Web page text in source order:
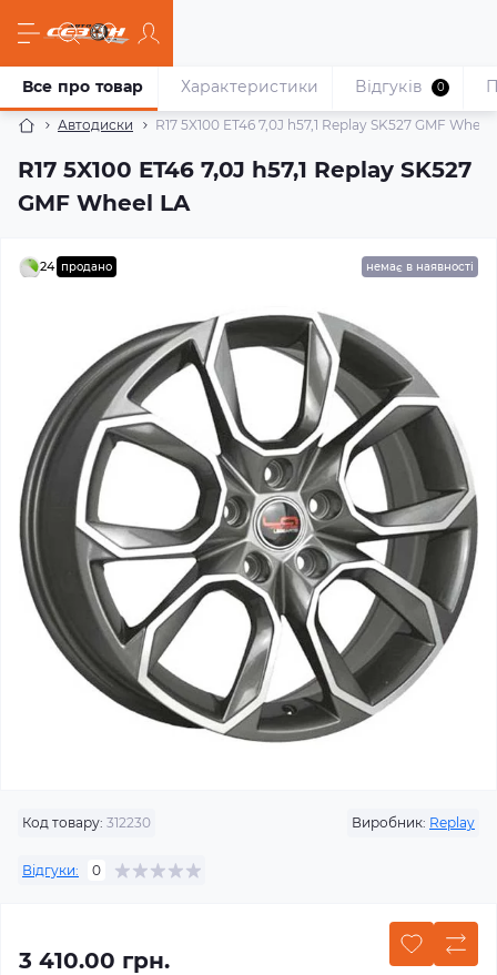
Автодиски R17 5X100 ET46 7,0J h57,1 Replay SK527 GMF Wheel
R17 5X100 ET46 7,0J h57,1 Replay SK527
GMF Wheel LA
Все про товар Характеристики Відгуків 0
24 продано немає в наявності
Код товару: 312230 Виробник: Replay
Відгуки: 0
3 410.00 грн.